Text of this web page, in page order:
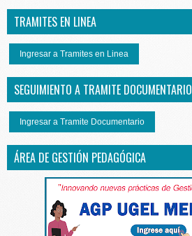
TRAMITES EN LINEA
Ingresar a Tramites en Linea
SEGUIMIENTO A TRAMITE DOCUMENTARIO
Ingresar a Tramite Documentario
ÁREA DE GESTIÓN PEDAGÓGICA